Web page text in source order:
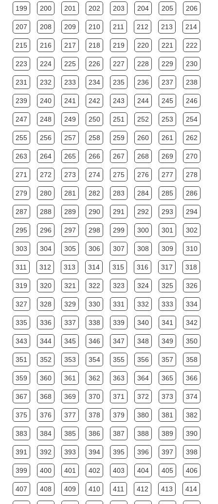
199 200 201 202 203 204 205 206
207 208 209 210 211 212 213 214
215 216 217 218 219 220 221 222
223 224 225 226 227 228 229 230
231 232 233 234 235 236 237 238
239 240 241 242 243 244 245 246
247 248 249 250 251 252 253 254
255 256 257 258 259 260 261 262
263 264 265 266 267 268 269 270
271 272 273 274 275 276 277 278
279 280 281 282 283 284 285 286
287 288 289 290 291 292 293 294
295 296 297 298 299 300 301 302
303 304 305 306 307 308 309 310
311 312 313 314 315 316 317 318
319 320 321 322 323 324 325 326
327 328 329 330 331 332 333 334
335 336 337 338 339 340 341 342
343 344 345 346 347 348 349 350
351 352 353 354 355 356 357 358
359 360 361 362 363 364 365 366
367 368 369 370 371 372 373 374
375 376 377 378 379 380 381 382
383 384 385 386 387 388 389 390
391 392 393 394 395 396 397 398
399 400 401 402 403 404 405 406
407 408 409 410 411 412 413 414